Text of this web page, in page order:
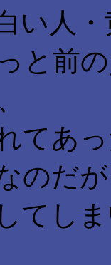
い人
と前
てあ
のだ
てし